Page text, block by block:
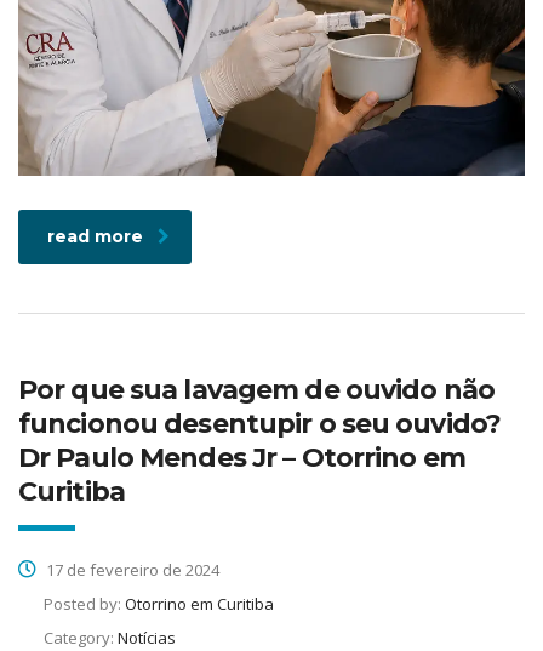
read more
Por que sua lavagem de ouvido não
funcionou desentupir o seu ouvido?
Dr Paulo Mendes Jr – Otorrino em
Curitiba
17 de fevereiro de 2024
Posted by: Otorrino em Curitiba
Category: Notícias